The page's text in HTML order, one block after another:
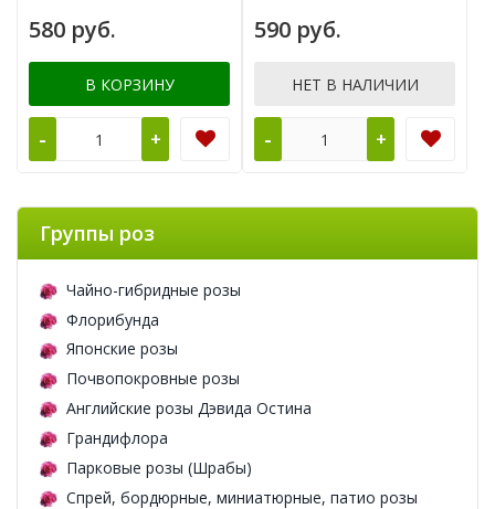
580 руб.
В КОРЗИНУ
- +
590 руб.
НЕТ В НАЛИЧИИ
- +
Группы роз
Чайно-гибридные розы
Флорибунда
Японские розы
Почвопокровные розы
Английские розы Дэвида Остина
Грандифлора
Парковые розы (Шрабы)
Спрей, бордюрные, миниатюрные, патио розы